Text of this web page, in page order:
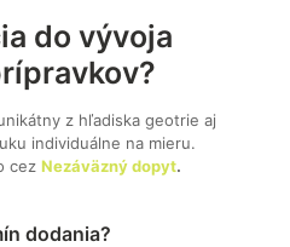
do vývoja
z hľadiska geotrie aj
individuálne na mieru.
cez Nezáväzný dopyt.
dodania?